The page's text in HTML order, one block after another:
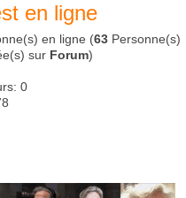
en ligne
en ligne (63 Personne(s)
sur Forum)
0